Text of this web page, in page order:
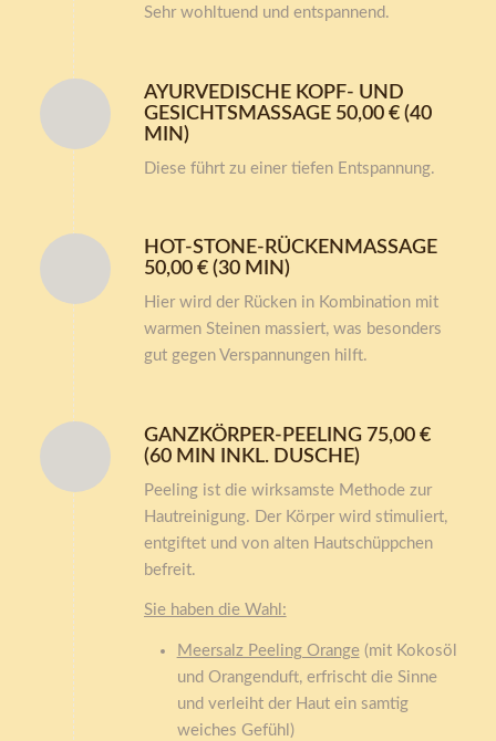
Sehr wohltuend und entspannend.
AYURVEDISCHE KOPF- UND
GESICHTSMASSAGE 50,00 € (40
MIN)
Diese führt zu einer tiefen Entspannung.
HOT-STONE-RÜCKENMASSAGE
50,00 € (30 MIN)
Hier wird der Rücken in Kombination mit
warmen Steinen massiert, was besonders
gut gegen Verspannungen hilft.
GANZKÖRPER-PEELING 75,00 €
(60 MIN INKL. DUSCHE)
Peeling ist die wirksamste Methode zur
Hautreinigung. Der Körper wird stimuliert,
entgiftet und von alten Hautschüppchen
befreit.
Sie haben die Wahl:
Meersalz Peeling Orange(mit Kokosöl
und Orangenduft, erfrischt die Sinne
und verleiht der Haut ein samtig
weiches Gefühl)